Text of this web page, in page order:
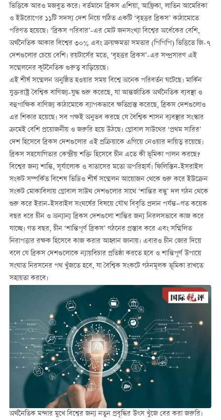
ভিত্তিকে আরও মজবুত করে। বর্তমানে ব্রিকস এশিয়া, আফ্রিকা, লাতিন আমেরিকা
ও ইউরোপের ১১টি সদস্য দেশ নিয়ে গঠিত একটি ‘বৃহত্তর ব্রিকস’ কাঠামোতে
পরিণত হয়েছে। ‘ব্রিকস পরিবার’-এর মোট জনসংখ্যা বিশ্বের অর্ধেকের বেশি,
অর্থনৈতিক আকার বিশ্বের ৩০% এবং ক্রয়ক্ষমতা সমতার (পিপিপি) ভিত্তিতে জি-৭
দেশগুলোর চেয়ে বেশি। রয়টার্সের মতে, ‘বৃহত্তর ব্রিকস’-এর সম্প্রসারণ এই
সম্মেলনের কূটনৈতিক গুরুত্ব বাড়িয়েছে।
এই শীর্ষ সম্মেলন অনুষ্ঠিত হওয়ার সময় বিশ্বে অনেক পরিবর্তন ঘটেছে। মার্কিন
যুক্তরাষ্ট্র বৈশ্বিক বাণিজ্য-যুদ্ধ শুরু করেছে, যা আন্তর্জাতিক অর্থনৈতিক ব্যবস্থা ও
বহুপাক্ষিক বাণিজ্য কাঠামোকে ব্যাপকভাবে ক্ষতিগ্রস্ত করেছে, ব্রিকস দেশগুলোও
এর শিকার হয়েছে। সব পক্ষই অনুভব করছে যে বৈশ্বিক শাসন ব্যবস্থার সংস্কার
ক্রমেই বেশি প্রয়োজনীয় ও জরুরি হয়ে উঠছে। গ্লোবাল সাউথের ‘প্রথম সারির’
দেশ হিসেবে ব্রিকস দেশগুলোর এই প্রক্রিয়াকে এগিয়ে নেওয়ার দায়িত্ব রয়েছে।
ব্রিকস সহযোগিতার কেন্দ্রীয় শক্তি হিসেবে চীন এতে কী ভূমিকা পালন করছে?
বিশ্বের জন্য শান্তি, সূর্যালোক ও বাতাসের মতো অপরিহার্য। ফিলিস্তিন-ইসরাইল
সংকট সম্পর্কিত বিশেষ ভিডিও শীর্ষ সম্মেলন আয়োজন থেকে শুরু করে ইউক্রেন
সংকট মোকাবিলায় গ্লোবাল সাউথ দেশগুলোর সাথে ‘শান্তির বন্ধু’ দল গঠন থেকে
শুরু করে ইরান-ইসরাইল সংঘর্ষের বিষয়ে যৌথ বিবৃতি প্রদান পর্যন্ত—গত কয়েক
বছর ধরে চীন ও অন্যান্য ব্রিকস দেশগুলো শান্তির জন্য নিরলসভাবে কাজ করে
যাচ্ছে। গত বছর, চীন ‘শান্তিপূর্ণ ব্রিকস’ গঠনের প্রস্তাব করে এবং সম্মিলিত
নিরাপত্তার রক্ষক হিসেবে কাজ করার আহ্বান জানায়। এবারও চীন জোর দিয়ে
বলে যে ব্রিকস দেশগুলোকে ন্যায়বিচার প্রতিষ্ঠা করতে হবে ও শান্তিপূর্ণ উপায়ে
সংঘাত নিরসনের পথ খুঁজতে হবে, যা বৈশ্বিক সংকটে গঠনমূলক ভূমিকা রাখতে
সহায়তা করবে।
অর্থনৈতিক মন্দার মুখে বিশ্বের জন্য নতুন প্রবৃদ্ধির উৎস খুঁজে বের করা জরুরি।